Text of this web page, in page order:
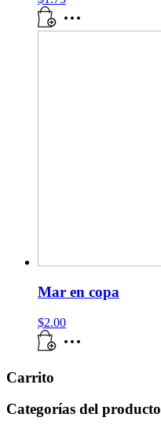
Mar en copa
$2.00
Carrito
Categorías del producto